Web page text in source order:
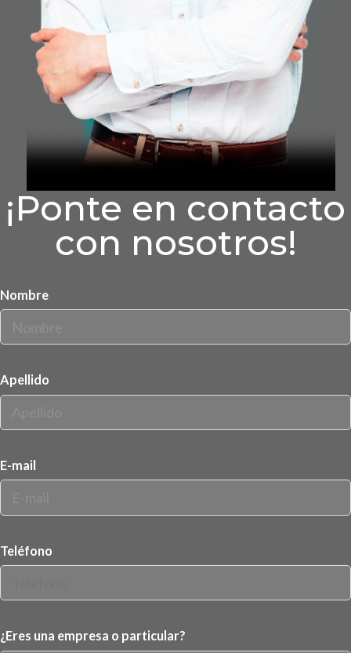
¡Ponte en contacto
con nosotros!
Nombre
Apellido
E-mail
Teléfono
¿Eres una empresa o particular?